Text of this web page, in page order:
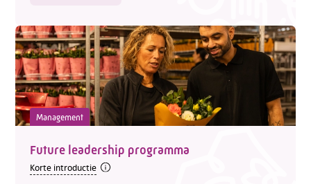
Management
Future leadership programma
Korte introductie